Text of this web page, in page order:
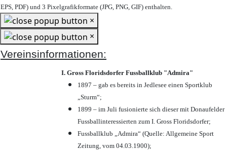
EPS, PDF) und 3 Pixelgrafikformate (JPG, PNG, GIF) enthalten.
×
×
Vereinsinformationen:
I. Gross Floridsdorfer Fussballklub "Admira"
1897 – gab es bereits in Jedlesee einen Sportklub
„Sturm“;
1899 – im Juli fusionierte sich dieser mit Donaufelder
Fussballinteressierten zum I. Gross Floridsdorfer;
Fussballklub „Admira“ (Quelle: Allgemeine Sport
Zeitung, vom 04.03.1900);